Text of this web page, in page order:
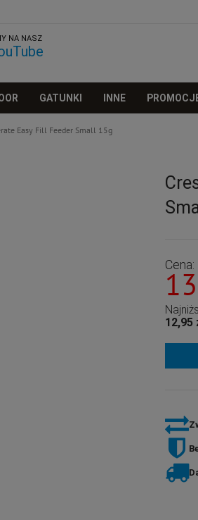
NA NASZ
GATUNKI INNE
Easy Fill Feeder Small 15g
Cena:
12,95
the lowest price since the product went on